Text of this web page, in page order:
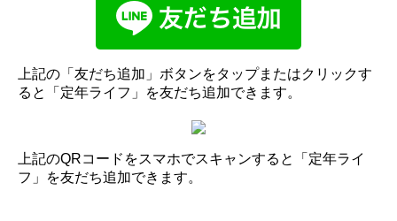
上記の「友だち追加」ボタンをタップまたはクリックす
ると「定年ライフ」を友だち追加できます。
上記のQRコードをスマホでスキャンすると「定年ライ
フ」を友だち追加できます。